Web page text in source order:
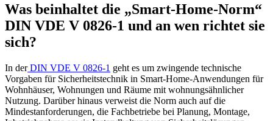
Was beinhaltet die „Smart-Home-Norm“
DIN VDE V 0826-1 und an wen richtet sie
sich?
In derDIN VDE V 0826-1 geht es um zwingende technische
Vorgaben für Sicherheitstechnik in Smart-Home-Anwendungen für
Wohnhäuser, Wohnungen und Räume mit wohnungsähnlicher
Nutzung. Darüber hinaus verweist die Norm auch auf die
Mindestanforderungen, die Fachbetriebe bei Planung, Montage,